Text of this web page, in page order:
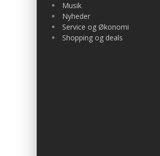
Musik
Nyheder
Service og Økonomi
Shopping og deals